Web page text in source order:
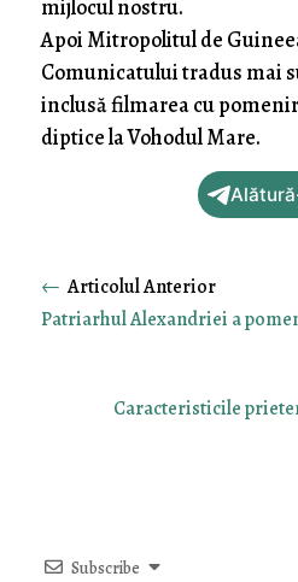
mijlocul nostru.
Apoi Mitropolitul de
Comunicatului tradus mai
inclusă filmarea cu
diptice la Vohodul Mare.
←
Patriarhul Alexandriei a
Caracteristicile
Subscribe